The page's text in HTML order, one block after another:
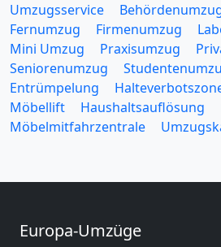
Umzugsservice
Fernumzug
Firmenumzug
Mini Umzug
Praxisumzug
Seniorenumzug
Entrümpelung
Möbellift
Haushaltsauflösung
Möbelmitfahrzentrale
Europa-Umzüge